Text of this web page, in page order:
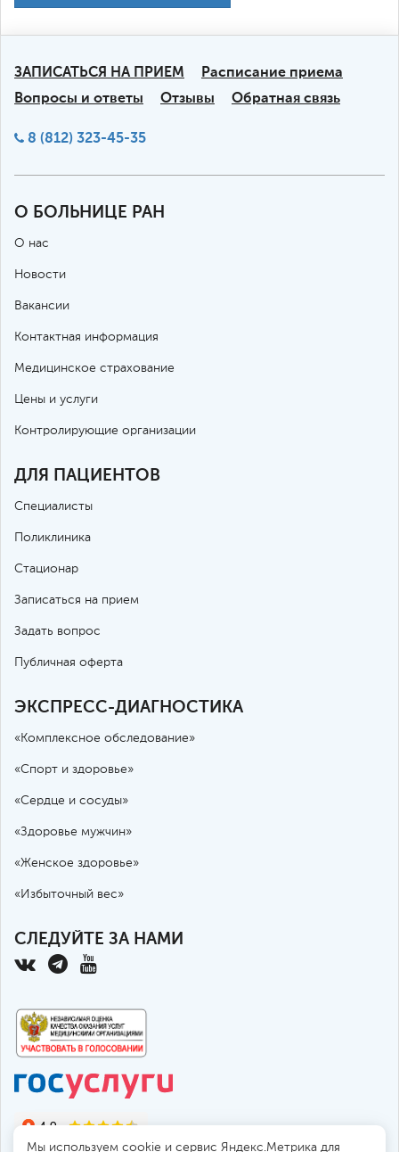
ЗАПИСАТЬСЯ НА ПРИЕМ
Расписание приема
Вопросы и ответы
Отзывы Обратная связь
8 (812) 323-45-35
О БОЛЬНИЦЕ РАН
О нас
Новости
Вакансии
Контактная информация
Медицинское страхование
Цены и услуги
Контролирующие организации
ДЛЯ ПАЦИЕНТОВ
Специалисты
Поликлиника
Стационар
Записаться на прием
Задать вопрос
Публичная оферта
ЭКСПРЕСС-ДИАГНОСТИКА
«Комплексное обследование»
«Спорт и здоровье»
«Сердце и сосуды»
«Здоровье мужчин»
«Женское здоровье»
«Избыточный вес»
СЛЕДУЙТЕ ЗА НАМИ
Мы используем cookie и сервис Яндекс.Метрика для